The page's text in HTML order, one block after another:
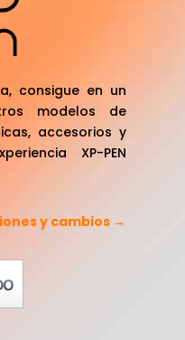
consigue en un
modelos de
accesorios y
XP-PEN
y cambios →